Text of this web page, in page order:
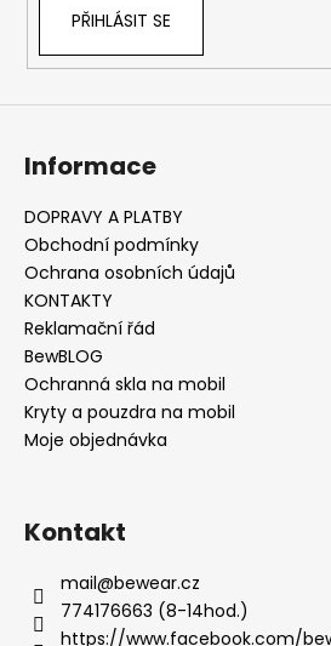
k
v
PŘIHLÁSIT SE
Informace
DOPRAVY A PLATBY
Obchodní podmínky
Ochrana osobních údajů
KONTAKTY
Reklamační řád
BewBLOG
Ochranná skla na mobil
Kryty a pouzdra na mobil
Moje objednávka
Kontakt
mail@bewear.cz
774176663 (8-14hod.)
https://www.facebook.com/